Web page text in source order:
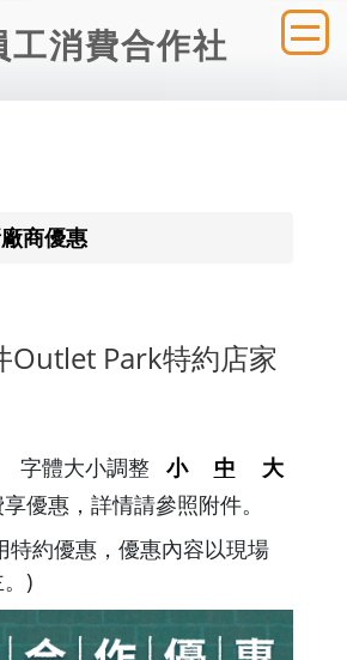
工消費合作社
商優惠
Outlet Park特約店家
字體大小調整 小 中
大
優惠，詳情請參照附件。
特約優惠，優惠內容以現場
)